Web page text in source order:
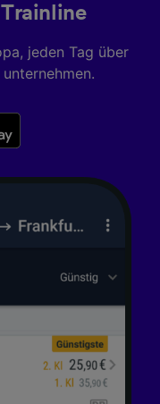
Trainline
jeden Tag über